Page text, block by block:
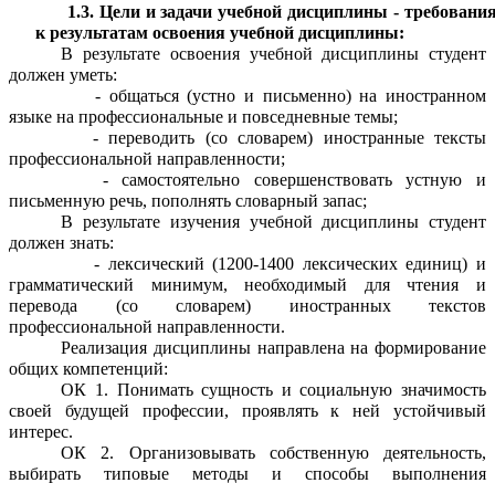
1.3. Цели и задачи учебной дисциплины -
к результатам освоения учебной дисциплины:
В результате освоения учебной дисциплины студент
должен уметь:
- общаться (устно и письменно) на иностранном
языке на профессиональные и повседневные темы;
- переводить (со словарем) иностранные тексты
профессиональной направленности;
- самостоятельно совершенствовать устную и
письменную речь, пополнять словарный запас;
В результате изучения учебной дисциплины студент
должен знать:
- лексический (1200-1400 лексических единиц) и
грамматический минимум, необходимый для чтения и
перевода (со словарем) иностранных текстов
профессиональной направленности.
Реализация дисциплины направлена на формирование
общих компетенций:
ОК 1. Понимать сущность и социальную значимость
своей будущей профессии, проявлять к ней устойчивый
интерес.
ОК 2. Организовывать собственную деятельность,
выбирать типовые методы и способы выполнения